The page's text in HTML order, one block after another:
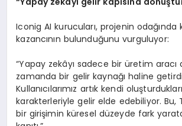
Iconig AI kurucuları, projenin odağında
kazancının bulunduğunu vurguluyor:
“Yapay zekâyı sadece bir üretim aracı
zamanda bir gelir kaynağı haline
Kullanıcılarımız artık kendi
karakterleriyle gelir elde edebiliyor. Bu,
bir girişimin küresel düzeyde fark